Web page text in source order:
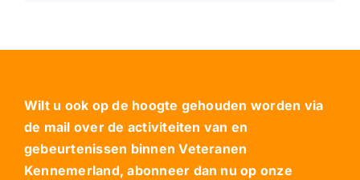
Wilt u ook op de hoogte gehouden worden via
de mail over de activiteiten van en
gebeurtenissen binnen Veteranen
Kennemerland, abonneer dan nu op onze